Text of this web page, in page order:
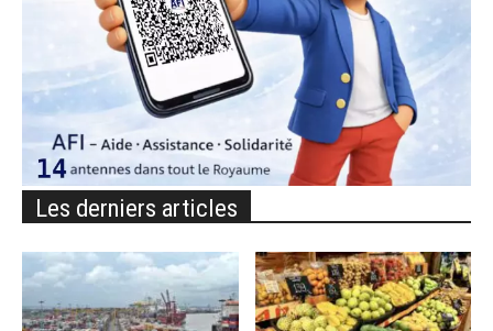
Les derniers articles